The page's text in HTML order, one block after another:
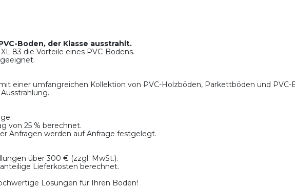
Boden, der Klasse ausstrahlt.
83 die Vorteile eines PVC-Bodens.
einer umfangreichen Kollektion von PVC-Holzböden, Parkettböden und
von 25 % berechnet.
Anfragen werden auf Anfrage festgelegt.
über 300 € (zzgl. MwSt.).
Lieferkosten berechnet.
Lösungen für Ihren Boden!